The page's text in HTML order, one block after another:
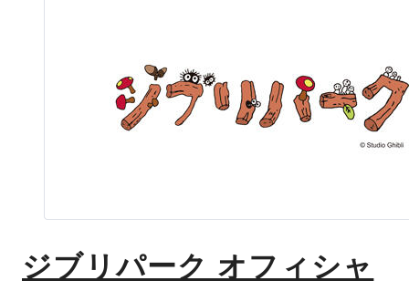
ジブリパーク オフィシャ